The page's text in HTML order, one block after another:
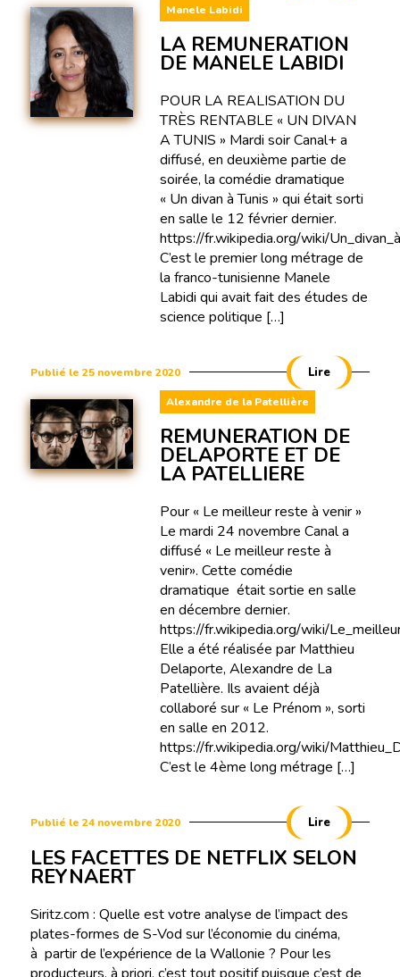
Manele Labidi
LA REMUNERATION
DE MANELE LABIDI
POUR LA REALISATION DU
TRÈS RENTABLE « UN DIVAN
A TUNIS » Mardi soir Canal+ a
diffusé, en deuxième partie de
soirée, la comédie dramatique
« Un divan à Tunis » qui était sorti
en salle le 12 février dernier.
https://fr.wikipedia.org/wiki/
C’est le premier long métrage de
la franco-tunisienne Manele
Labidi qui avait fait des études de
science politique […]
Publié le 25 novembre 2020
Alexandre de la Patellière
Lire
REMUNERATION DE
DELAPORTE ET DE
LA PATELLIERE
Pour « Le meilleur reste à venir »
Le mardi 24 novembre Canal a
diffusé « Le meilleur reste à
venir». Cette comédie
dramatique était sortie en salle
en décembre dernier.
https://fr.wikipedia.org/wiki/
Elle a été réalisée par Matthieu
Delaporte, Alexandre de La
Patellière. Ils avaient déjà
collaboré sur « Le Prénom », sorti
en salle en 2012.
https://fr.wikipedia.org/wiki/
C’est le 4ème long métrage […]
Publié le 24 novembre 2020 Lire
LES FACETTES DE NETFLIX SELON
REYNAERT
Siritz.com : Quelle est votre analyse de l’impact des
plates-formes de S-Vod sur l’économie du cinéma,
à partir de l’expérience de la Wallonie ? Pour les